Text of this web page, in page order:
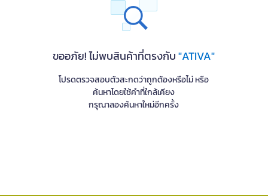
ขออภัย! ไม่พบสินค้าที่ตรงกับ"ATIVA"
โปรดตรวจสอบตัวสะกดว่าถูกต้องหรือไม่ หรือ
ค้นหาโดยใช้คำที่ใกล้เคียง
กรุณาลองค้นหาใหม่อีกครั้ง